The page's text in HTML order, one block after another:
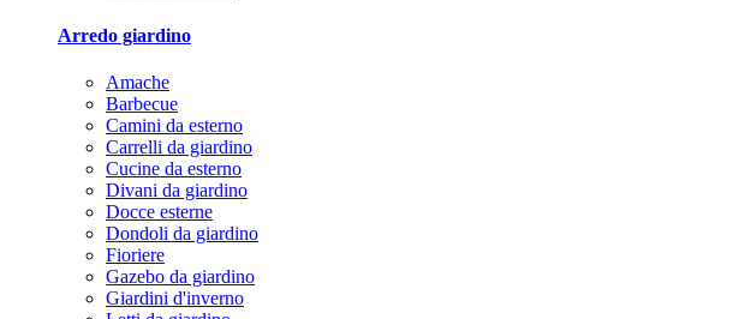
Arredo giardino
Amache
Barbecue
Camini da esterno
Carrelli da giardino
Cucine da esterno
Divani da giardino
Docce esterne
Dondoli da giardino
Fioriere
Gazebo da giardino
Giardini d'inverno